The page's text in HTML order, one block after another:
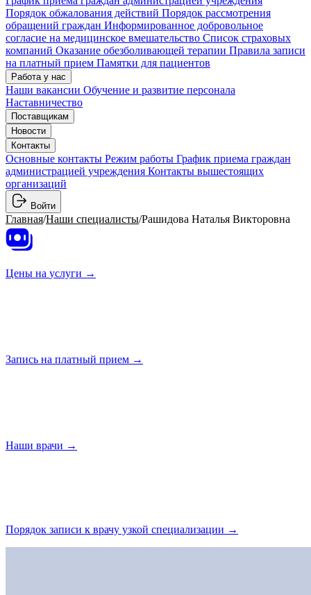
Порядок обжалования действий Порядок рассмотрения
обращений граждан Информированное добровольное
согласие на медицинское вмешательство Список страховых
компаний Оказание обезболивающей терапии Правила записи
на платный прием Памятки для пациентов
Работа у нас
Наши вакансии Обучение и развитие персонала
Наставничество
Поставщикам
Новости
Контакты
Основные контакты Режим работы График приема граждан
администрацией учреждения Контакты вышестоящих
организаций
Войти
Главная/Наши специалисты/Рашидова Наталья Викторовна
Цены на услуги →
Запись на платный прием →
Наши врачи →
Порядок записи к врачу узкой специализации →